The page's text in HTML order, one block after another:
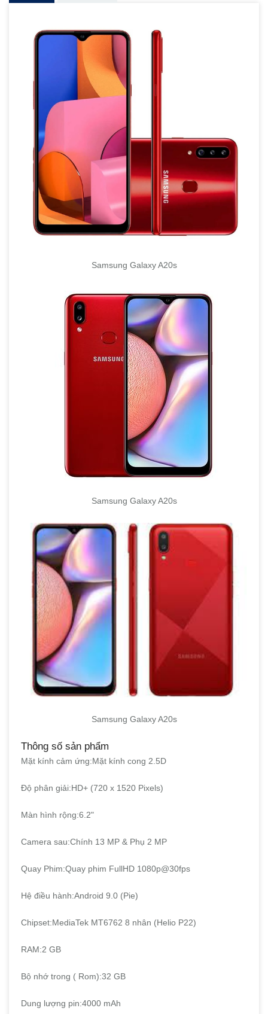
Samsung Galaxy A20s
Samsung Galaxy A20s
Samsung Galaxy A20s
Thông số sản phẩm
Mặt kính cảm ứng:Mặt kính cong 2.5D
Độ phân giải:HD+ (720 x 1520 Pixels)
Màn hình rộng:6.2"
Camera sau:Chính 13 MP & Phụ 2 MP
Quay Phim:Quay phim FullHD 1080p@30fps
Hệ điều hành:Android 9.0 (Pie)
Chipset:MediaTek MT6762 8 nhân (Helio P22)
RAM:2 GB
Bộ nhớ trong ( Rom):32 GB
Dung lượng pin:4000 mAh